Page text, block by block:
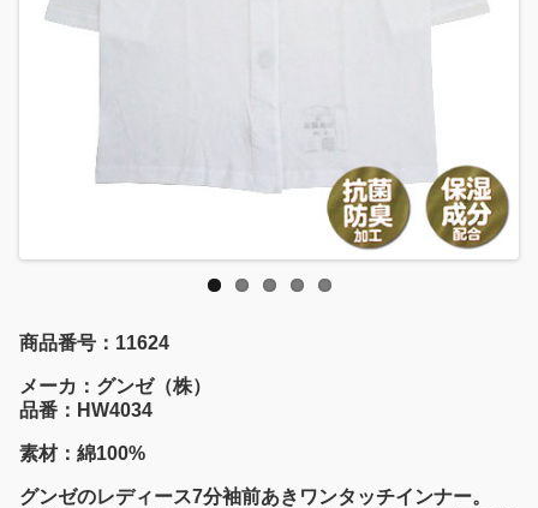
商品番号：11624
メーカ：グンゼ（株）
品番：HW4034
素材：綿100%
グンゼのレディース7分袖前あきワンタッチインナー。